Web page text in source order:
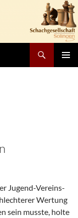
Jugend-Vereins-
Wertung
sein musste, holte